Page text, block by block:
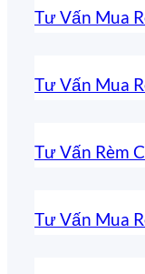
Tư Vấn Mua
Tư Vấn Mua
Tư Vấn Rèm
Tư Vấn Mua